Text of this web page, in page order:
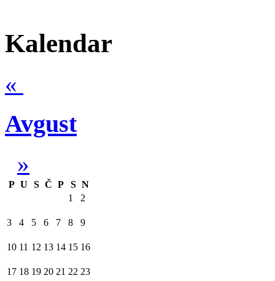
Kalendar
«
Avgust
»
P U S Č P S N
1
2
3 4 5 6 7 8 9
10 11 12 13 14 15 16
17 18 19 20 21 22 23